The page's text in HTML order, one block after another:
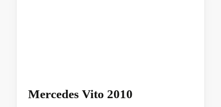
Mercedes Vito 2010